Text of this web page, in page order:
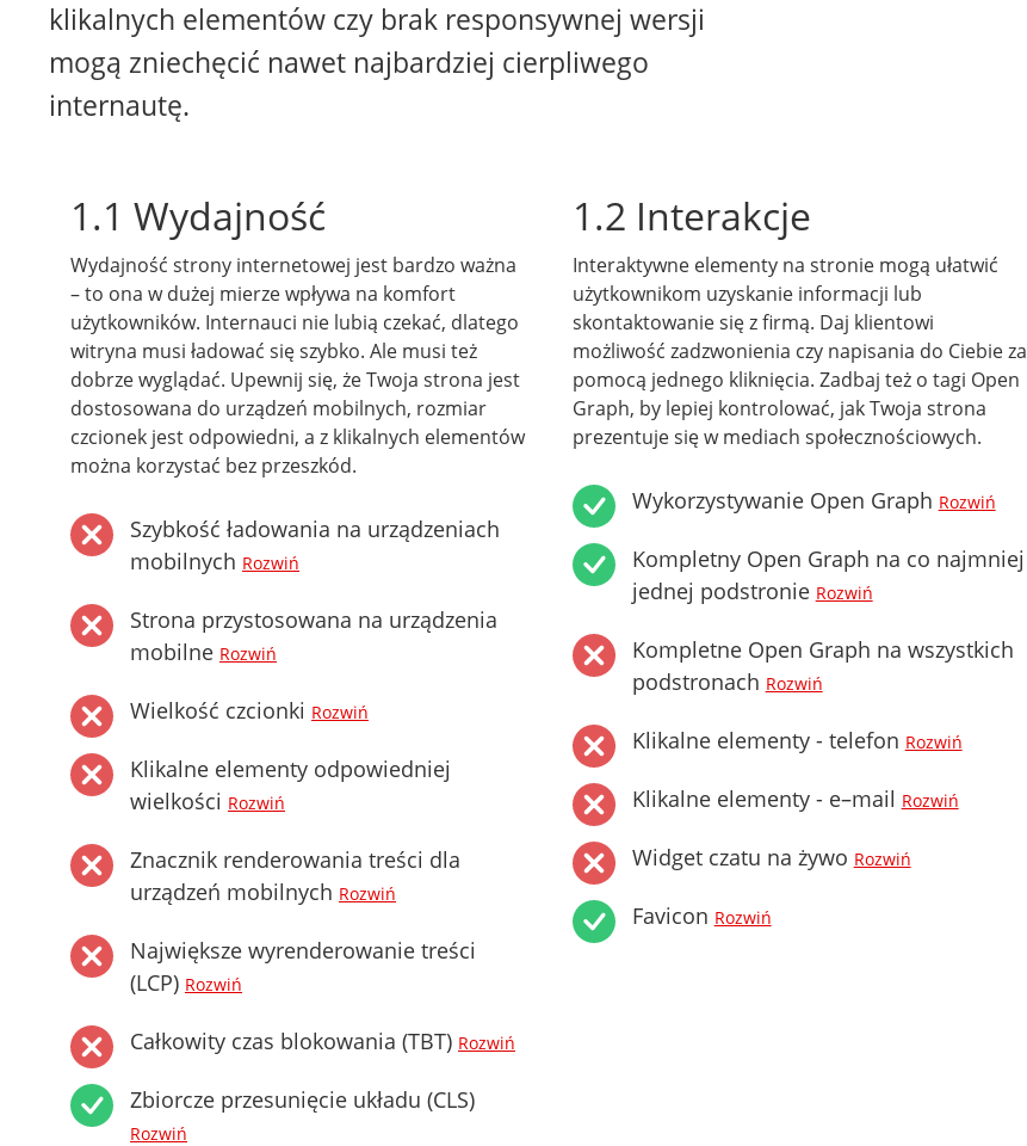
klikalnych elementów czy brak responsywnej wersji
mogą zniechęcić nawet najbardziej cierpliwego
internautę.
1.1 Wydajność
Wydajność strony internetowej jest bardzo ważna
– to ona w dużej mierze wpływa na komfort
użytkowników. Internauci nie lubią czekać, dlatego
witryna musi ładować się szybko. Ale musi też
dobrze wyglądać. Upewnij się, że Twoja strona jest
dostosowana do urządzeń mobilnych, rozmiar
czcionek jest odpowiedni, a z klikalnych elementów
można korzystać bez przeszkód.
Szybkość ładowania na urządzeniach
mobilnych Rozwiń
Strona przystosowana na urządzenia
mobilne Rozwiń
Wielkość czcionki Rozwiń
Klikalne elementy odpowiedniej
wielkości Rozwiń
Znacznik renderowania treści dla
urządzeń mobilnych Rozwiń
Największe wyrenderowanie treści
(LCP) Rozwiń
Całkowity czas blokowania (TBT) Rozwiń
Zbiorcze przesunięcie układu (CLS)
Rozwiń
1.2 Interakcje
Interaktywne elementy na stronie mogą ułatwić
użytkownikom uzyskanie informacji lub
skontaktowanie się z firmą. Daj klientowi
możliwość zadzwonienia czy napisania do Ciebie za
pomocą jednego kliknięcia. Zadbaj też o tagi Open
Graph, by lepiej kontrolować, jak Twoja strona
prezentuje się w mediach społecznościowych.
Wykorzystywanie Open Graph Rozwiń
Kompletny Open Graph na co najmniej
jednej podstronie Rozwiń
Kompletne Open Graph na wszystkich
podstronach Rozwiń
Klikalne elementy - telefon Rozwiń
Klikalne elementy - e–mail Rozwiń
Widget czatu na żywo Rozwiń
Favicon Rozwiń